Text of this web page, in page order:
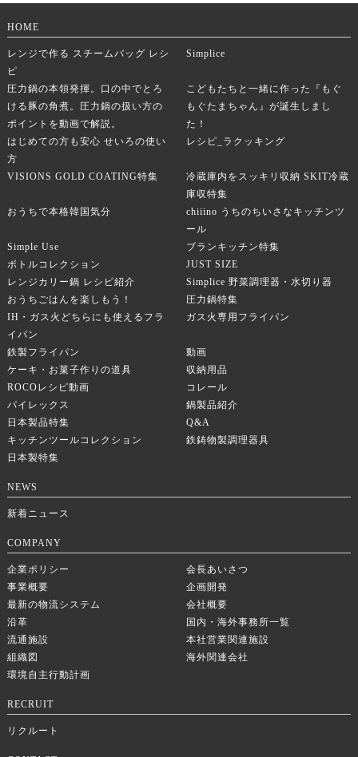
HOME
レンジで作る スチームバッグ レシ
ピ
Simplice
圧力鍋の本領発揮。口の中でとろ
ける豚の角煮。圧力鍋の扱い方の
ポイントを動画で解説。
こどもたちと一緒に作った『もぐ
もぐたまちゃん』が誕生しまし
た！
はじめての方も安心 せいろの使い
方
レシピ_ラクッキング
VISIONS GOLD COATING特集
冷蔵庫内をスッキリ収納 SKIT冷蔵
庫収特集
おうちで本格韓国気分
chiiino うちのちいさなキッチンツ
ール
Simple Use
ブランキッチン特集
ボトルコレクション
JUST SIZE
レンジカリー鍋 レシピ紹介
Simplice 野菜調理器・水切り器
おうちごはんを楽しもう！
圧力鍋特集
IH・ガス火どちらにも使えるフラ
イパン
ガス火専用フライパン
鉄製フライパン
動画
ケーキ・お菓子作りの道具
収納用品
ROCOレシピ動画
コレール
パイレックス
鍋製品紹介
日本製品特集
Q&A
キッチンツールコレクション
鉄鋳物製調理器具
日本製特集
NEWS
新着ニュース
COMPANY
企業ポリシー
会長あいさつ
事業概要
企画開発
最新の物流システム
会社概要
沿革
国内・海外事務所一覧
流通施設
本社営業関連施設
組織図
海外関連会社
環境自主行動計画
RECRUIT
リクルート